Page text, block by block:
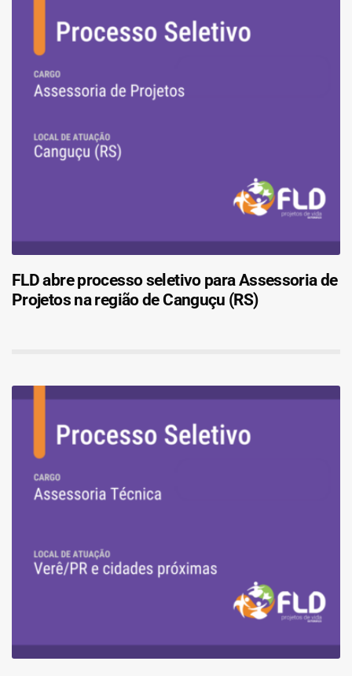
FLD abre processo seletivo para Assessoria de
Projetos na região de Canguçu (RS)